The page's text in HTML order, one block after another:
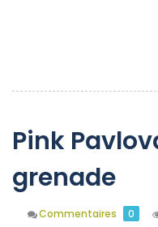
Pink
grenade
Commentaires 0